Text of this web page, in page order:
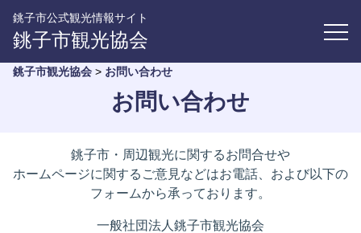
銚子市公式観光情報サイト
銚子市観光協会
銚子市観光協会 > お問い合わせ
お問い合わせ
銚子市・周辺観光に関するお問合せや
ホームページに関するご意見などはお電話、および以下の
フォームから承っております。
一般社団法人銚子市観光協会